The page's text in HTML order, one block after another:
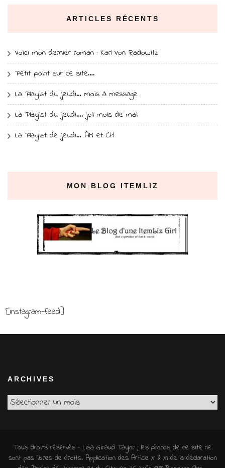
ARTICLES RÉCENTS
Voici mon dernier roman : Karl Von Radowitz
Petit point sur ce site….
La Playlist du jeudi… mois à message
La Playlist du jeudi…. joli mois de mai
La Playlist de jeudi… AM et CH
MON BLOG ITEMLIZ
[instagram-feed]
ARCHIVES
Archives
Tous droits réservés - Lisa Giraud Taylor ; les photos de ce site ne
sont pas libres de droits. Application des Article X & XI de la déclaration